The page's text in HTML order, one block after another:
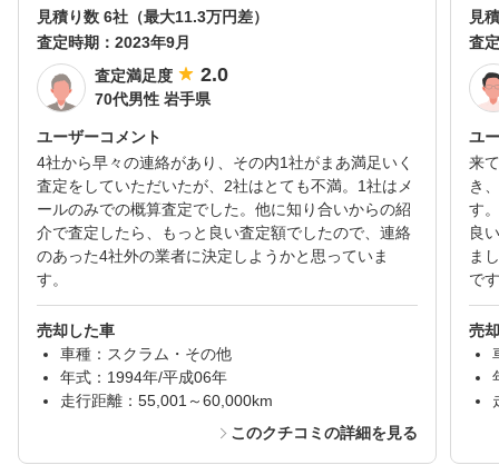
見積り数 6社（最大11.3万円差）
査定時期： 2023年9月
査定満足度
2.0
70代男性 岩手県
ユーザーコメント
4社から早々の連絡があり、その内1社がまあ満足いく
査定をしていただいたが、2社はとても不満。1社はメ
ールのみでの概算査定でした。他に知り合いからの紹
介で査定したら、もっと良い査定額でしたので、連絡
のあった4社外の業者に決定しようかと思っていま
す。
売却した車
車種：スクラム・その他
年式：1994年/平成06年
走行距離：55,001～60,000km
このクチコミの詳細を見る
見
査
ユ
来
き
す
良
ま
で
売